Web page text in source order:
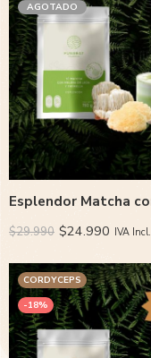
AGOTADO
$29.990 $24.990 IVA Incl.
CORDYCEPS
-18%